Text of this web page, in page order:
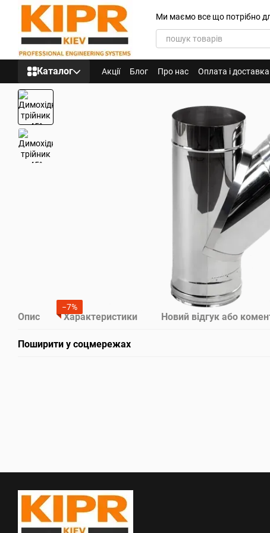
Перейти до основного контенту
Ми маємо все що потрібно
Каталог Акції Блог Про нас Оплата і доставка
−7%
Опис Характеристики Новий відгук або
Поширити у соцмережах